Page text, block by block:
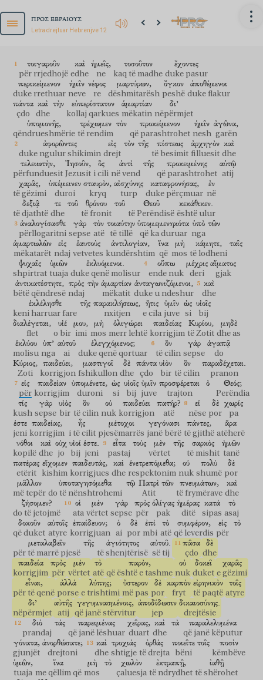
ΠΡΟΣ ΕΒΡΑΙΟΥΣ
Letra drejtuar Hebrenjve 12
τοιγαροῦν
për rrjedhojë
καὶ
edhe
ἡμεῖς,
ne
τοσοῦτον
kaq të madhe
ἔχοντες
duke pasur
περικείμενον
duke rrethuar
ἡμῖν
neve
νέφος
re
μαρτύρων,
dëshmitarësh
ὄγκον
peshë
ἀποθέμενοι
duke flakur
πάντα
çdo
καὶ
dhe
τὴν εὐπερίστατον
kollaj qarkues
ἁμαρτίαν
mëkatin
δι’
nëpërmjet
ὑπομονῆς,
qëndrueshmërie
τρέχωμεν
të rendim
τὸν προκείμενον
që parashtrohet
ἡμῖν
nesh
ἀγῶνα,
garën
ἀφορῶντες
duke ngulur shikimin
εἰς
drejt
τὸν τῆς πίστεως
të besimit
ἀρχηγὸν
filluesit
καὶ
dhe
τελειωτὴν,
përfunduesit
Ἰησοῦν,
Jezusit
ὃς
i cili
ἀντὶ
në vend
τῆς προκειμένης
që parashtrohet
αὐτῷ
atij
χαρᾶς,
të gëzimi
ὑπέμεινεν
duroi
σταυρὸν,
kryq
αἰσχύνης
turp
καταφρονήσας,
duke përçmuar
ἐν
në
δεξιᾷ
të djathtë
τε
dhe
τοῦ θρόνου
të fronit
τοῦ Θεοῦ
të Perëndisë
κεκάθικεν.
është ulur
ἀναλογίσασθε
përllogaritni
γὰρ
sepse
τὸν
atë
τοιαύτην
të tillë
ὑπομεμενηκότα
që ka duruar
ὑπὸ
nga
τῶν
ἁμαρτωλῶν
mëkatarët
εἰς
ndaj
ἑαυτοὺς
vetvetes
ἀντιλογίαν,
kundërshtim
ἵνα
që
μὴ
mos
κάμητε,
të lodheni
ταῖς
ψυχαῖς
shpirtrat
ὑμῶν
tuaja
ἐκλυόμενοι.
duke qenë molisur
οὔπω
ende nuk
μέχρις
deri
αἵματος
gjak
ἀντικατέστητε,
bëtë qëndresë
πρὸς
ndaj
τὴν ἁμαρτίαν
mëkatit
ἀνταγωνιζόμενοι,
duke u ndeshur
καὶ
dhe
ἐκλέλησθε
keni harruar fare
τῆς παρακλήσεως,
nxitjen
ἥτις
e cila
ὑμῖν
juve
ὡς
si
υἱοῖς
bij
διαλέγεται,
flet
υἱέ
o bir
μου,
imi
μὴ
mos
ὀλιγώρει
merr lehtë
παιδείας
korrigjim
Κυρίου,
të Zotit
μηδὲ
dhe as
ἐκλύου
molisu
ὑπ’
nga
αὐτοῦ
ai
ἐλεγχόμενος;
duke qenë qortuar
ὃν
të cilin
γὰρ
sepse
ἀγαπᾷ
do
Κύριος,
Zoti
παιδεύει,
korrigjon
μαστιγοῖ
fshikullon
δὲ
dhe
πάντα
çdo
υἱὸν
bir
ὃν
të cilin
παραδέχεται.
pranon
εἰς
për
παιδείαν
korrigjim
ὑπομένετε,
duroni
ὡς
si
υἱοῖς
bij
ὑμῖν
juve
προσφέρεται
trajton
ὁ Θεός;
Perëndia
τίς
kush
γὰρ
sepse
υἱὸς
bir
ὃν
të cilin
οὐ
nuk
παιδεύει
korrigjon
πατήρ?
atë
εἰ
nëse
δὲ
por
χωρίς
pa
ἐστε
jeni
παιδείας,
korrigjim
ἧς
i të cilit
μέτοχοι
pjesëmarrës
γεγόνασι
janë bërë
πάντες,
të gjithë
ἄρα
atëherë
νόθοι
kopilë
καὶ
dhe
οὐχ
jo
υἱοί
bij
ἐστε.
jeni
εἶτα
pastaj
τοὺς μὲν
vërtet
τῆς σαρκὸς
të mishit
ἡμῶν
tanë
πατέρας
etërit
εἴχομεν
kishim
παιδευτὰς,
korrigjues
καὶ
dhe
ἐνετρεπόμεθα;
respektonim
οὐ
nuk
πολὺ
shumë
δὲ
por
μᾶλλον
më tepër
ὑποταγησόμεθα
do të nënshtrohemi
τῷ Πατρὶ
Atit
τῶν πνευμάτων,
të frymërave
καὶ
dhe
ζήσομεν?
do të jetojmë
οἱ
ata
μὲν
vërtet
γὰρ
sepse
πρὸς
për
ὀλίγας
pak
ἡμέρας
ditë
κατὰ
sipas
τὸ
asaj
δοκοῦν
që duket
αὐτοῖς
atyre
ἐπαίδευον;
korrigjuan
ὁ
ai
δὲ
por
ἐπὶ
mbi
τὸ
atë
συμφέρον,
që leverdis
εἰς
për
τὸ
μεταλαβεῖν
për të marrë pjesë
τῆς ἁγιότητος
të shenjtërisë
αὐτοῦ.
së tij
πᾶσα
çdo
δὲ
dhe
παιδεία
korrigjim
πρὸς
për
μὲν
vërtet
τὸ
atë
παρὸν,
që është e tashme
οὐ
nuk
δοκεῖ
duket
χαρᾶς
e gëzimi
εἶναι,
për të qenë
ἀλλὰ
porse
λύπης;
e trishtimi
ὕστερον
më pas
δὲ
por
καρπὸν
fryt
εἰρηνικὸν
të paqtë
τοῖς
atyre
δι’
nëpërmjet
αὐτῆς
atij
γεγυμνασμένοις,
që janë stërvitur
ἀποδίδωσιν
jep
δικαιοσύνης.
drejtësie
διὸ
prandaj
τὰς παρειμένας
që janë lëshuar
χεῖρας,
duart
καὶ
dhe
τὰ παραλελυμένα
që janë këputur
γόνατα,
gjunjët
ἀνορθώσατε;
drejtoni
καὶ
dhe
τροχιὰς
shtigje
ὀρθὰς
të drejta
ποιεῖτε
bëni
τοῖς ποσὶν
këmbëve
ὑμῶν,
tuaja
ἵνα
me qëllim që
μὴ
mos
τὸ χωλὸν
çaluesja
ἐκτραπῇ,
të ndrydhet
ἰαθῇ
të shërohet